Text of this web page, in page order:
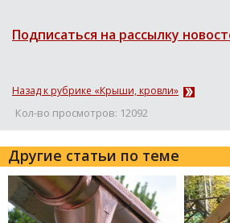
Подписаться на рассылку
Назад к рубрике «Крыши, кровли»
Кол-во просмотров: 12092
Другие статьи по теме